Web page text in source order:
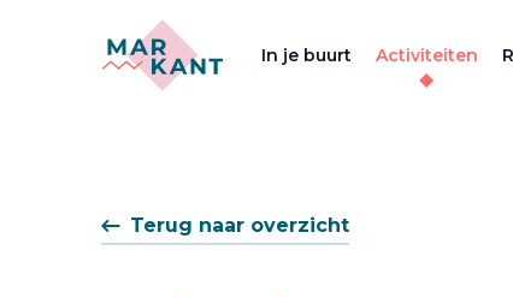
In je buurt Activiteiten
Terug naar overzicht